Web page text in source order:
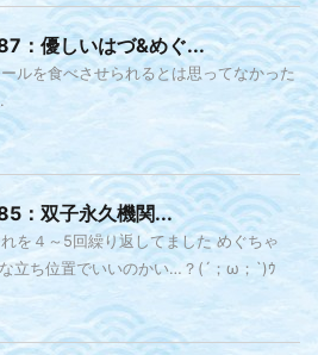
：優しいはづ&めぐ...
ルを食べさせられるとは思ってなかった
：双子永久機関...
を４～5回繰り返してました めぐちゃ
立ち位置でいいのかい…？(´；ω；`)ｳ